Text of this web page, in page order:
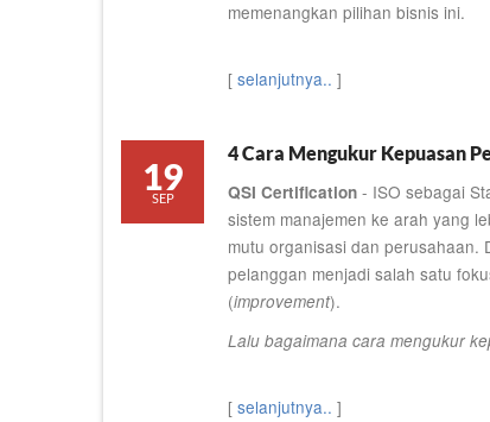
memenangkan pilihan bisnis ini.
[ selanjutnya.. ]
19
SEP
4 Cara Mengukur Kepuasan
QSI Certification - ISO sebagai
sistem manajemen ke arah yang
mutu organisasi dan perusahaan.
pelanggan menjadi salah satu
(improvement).
Lalu bagaimana cara mengukur
[ selanjutnya.. ]